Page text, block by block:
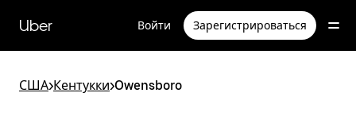
перейти
к
Uber Войти Зарегистрироваться
США>Кентукки>Owensboro